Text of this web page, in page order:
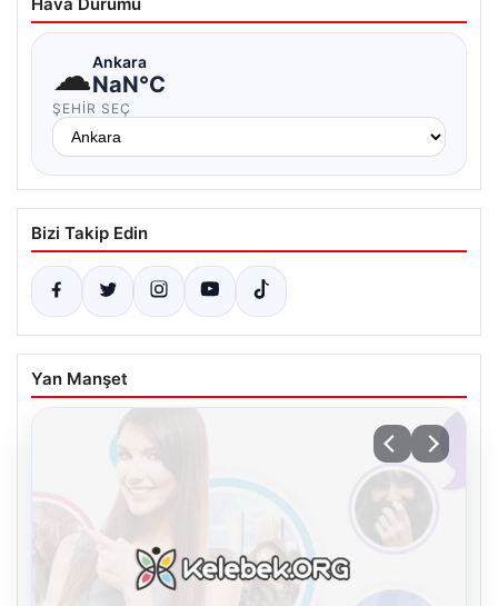
☁Ankara
NaN°C
ŞEHIR SEÇ
Bizi Takip Edin
Yan Manşet